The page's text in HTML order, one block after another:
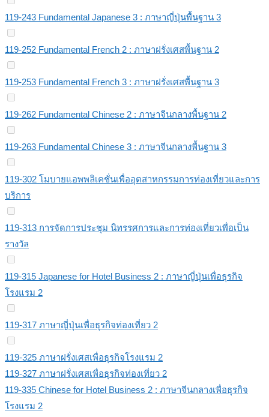
119-243 Fundamental Japanese 3 : ภาษาญี่ปุ่นพื้นฐาน 3
119-252 Fundamental French 2 : ภาษาฝรั่งเศสพื้นฐาน 2
119-253 Fundamental French 3 : ภาษาฝรั่งเศสพื้นฐาน 3
119-262 Fundamental Chinese 2 : ภาษาจีนกลางพื้นฐาน 2
119-263 Fundamental Chinese 3 : ภาษาจีนกลางพื้นฐาน 3
119-302 โมบายแอพพลิเคชั่นเพื่ออุตสาหกรรมการท่องเที่ยวและการ
บริการ
119-313 การจัดการประชุม นิทรรศการและการท่องเที่ยวเพื่อเป็น
รางวัล
119-315 Japanese for Hotel Business 2 : ภาษาญี่ปุ่นเพื่อธุรกิจ
โรงแรม 2
119-317 ภาษาญี่ปุ่นเพื่อธุรกิจท่องเที่ยว 2
119-325 ภาษาฝรั่งเศสเพื่อธุรกิจโรงแรม 2
119-327 ภาษาฝรั่งเศสเพื่อธุรกิจท่องเที่ยว 2
119-335 Chinese for Hotel Business 2 : ภาษาจีนกลางเพื่อธุรกิจ
โรงแรม 2